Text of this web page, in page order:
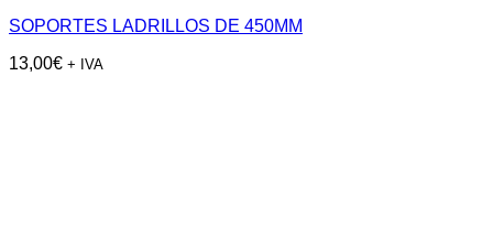
SOPORTES LADRILLOS DE 450MM
13,00€ + IVA